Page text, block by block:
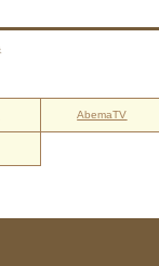
AbemaTV